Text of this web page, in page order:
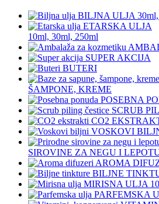
BILJNA ULJA
ETARSKA ULJA
10ml, 30ml, 250ml
SUPER AKCIJA
BUTERI
ŠAMPONE, KREME
POSEBNA
SCRUB
CO2
VOSKOVI
SIROVINE ZA NEGU I
AROMA
BILJNE
MIRISNA ULJA
PARFEMSKA